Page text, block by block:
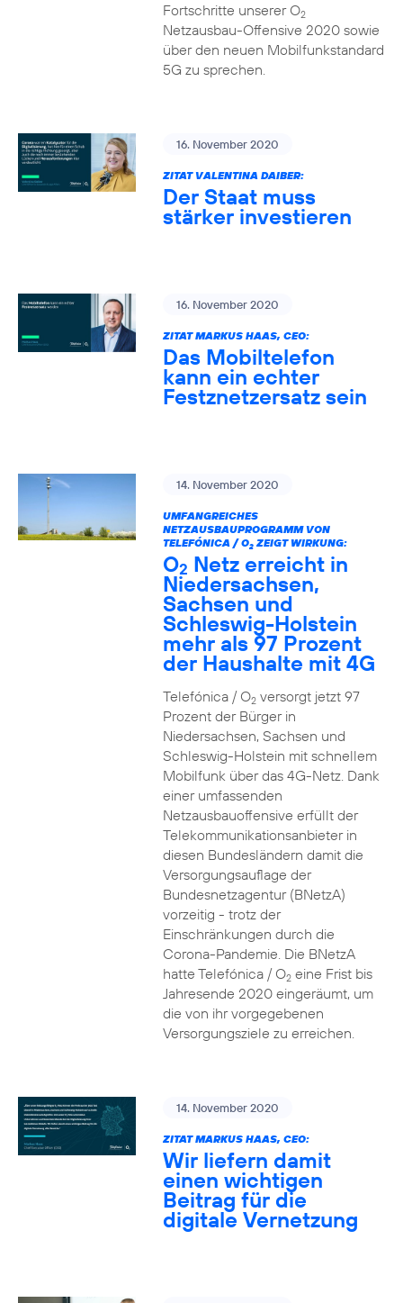
Fortschritte unserer O2
Netzausbau-Offensive 2020 sowie
über den neuen Mobilfunkstandard
5G zu sprechen.
16. November 2020
ZITAT VALENTINA DAIBER:
Der Staat muss
stärker investieren
16. November 2020
ZITAT MARKUS HAAS, CEO:
Das Mobiltelefon
kann ein echter
Festznetzersatz sein
14. November 2020
UMFANGREICHES
NETZAUSBAUPROGRAMM VON
TELEFÓNICA / O2ZEIGT WIRKUNG:
O2 Netz erreicht in
Niedersachsen,
Sachsen und
Schleswig-Holstein
mehr als 97 Prozent
der Haushalte mit 4G
Telefónica / O2versorgt jetzt 97
Prozent der Bürger in
Niedersachsen, Sachsen und
Schleswig-Holstein mit schnellem
Mobilfunk über das 4G-Netz. Dank
einer umfassenden
Netzausbauoffensive erfüllt der
Telekommunikationsanbieter in
diesen Bundesländern damit die
Versorgungsauflage der
Bundesnetzagentur (BNetzA)
vorzeitig - trotz der
Einschränkungen durch die
Corona-Pandemie. Die BNetzA
hatte Telefónica / O2eine Frist bis
Jahresende 2020 eingeräumt, um
die von ihr vorgegebenen
Versorgungsziele zu erreichen.
14. November 2020
ZITAT MARKUS HAAS, CEO:
Wir liefern damit
einen wichtigen
Beitrag für die
digitale Vernetzung